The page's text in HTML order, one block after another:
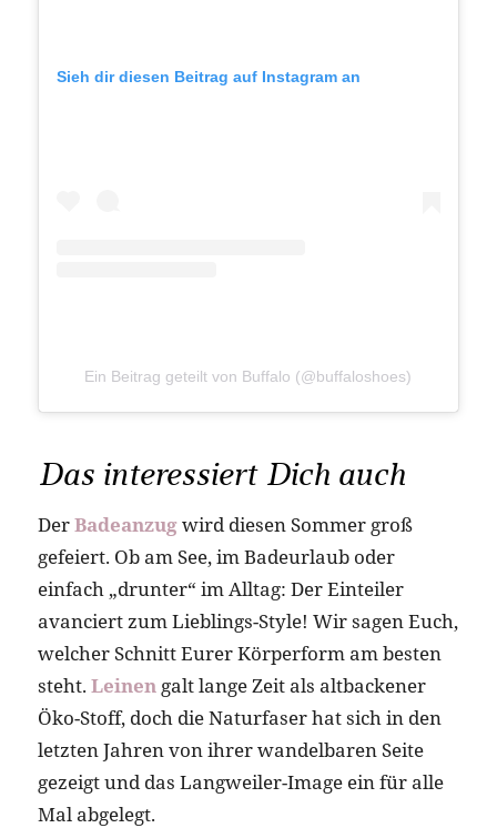
Sieh dir diesen Beitrag auf Instagram an
Ein Beitrag geteilt von Buffalo (@buffaloshoes)
Das interessiert Dich auch
DerBadeanzug wird diesen Sommer groß
gefeiert. Ob am See, im Badeurlaub oder
einfach „drunter“ im Alltag: Der Einteiler
avanciert zum Lieblings-Style! Wir sagen Euch,
welcher Schnitt Eurer Körperform am besten
steht. Leinengalt lange Zeit als altbackener
Öko-Stoff, doch die Naturfaser hat sich in den
letzten Jahren von ihrer wandelbaren Seite
gezeigt und das Langweiler-Image ein für alle
Mal abgelegt.